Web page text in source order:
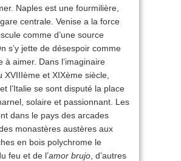
Naples est une fourmilière,
centrale. Venise a la force
comme d’une source
s’y jette de désespoir comme
à aimer. Dans l’imaginaire
XVIIIème et XIXème siècle,
l’Italie se sont disputé la place
solaire et passionnant. Les
dans le pays des arcades
monastères austères aux
en bois polychrome le
feu et de l’amor brujo , d’autres